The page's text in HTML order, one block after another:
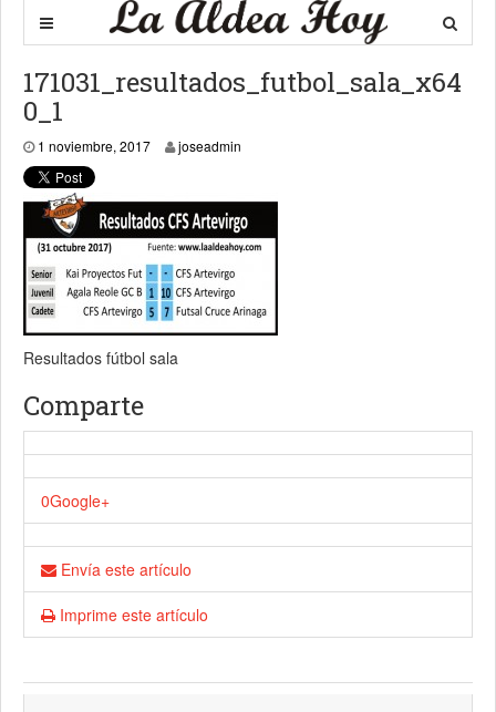
171031_resultados_futbol_sala_x64
0_1
1 noviembre, 20171 noviembre, 2017
joseadmin
Resultados fútbol sala
Comparte
0Google+
Envía este artículo
Imprime este artículo